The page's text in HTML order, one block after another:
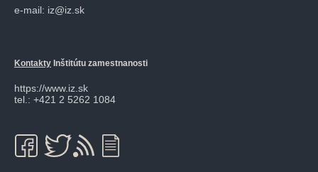
e-mail: iz@iz.sk
Kontakty Inštitútu zamestnanosti
https://www.iz.sk
tel.: +421 2 5262 1084